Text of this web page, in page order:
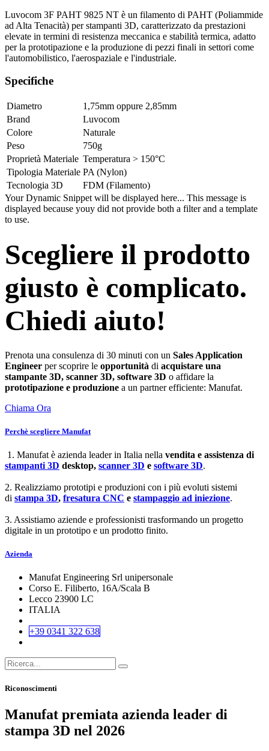
Luvocom 3F PAHT 9825 NT è un filamento di PAHT (Poliammide
ad Alta Tenacità) per stampanti 3D, caratterizzato da prestazioni
elevate in termini di resistenza meccanica e stabilità termica, adatto
per la prototipazione e la produzione di pezzi finali in settori come
l'automobilistico, l'aerospaziale e l'industriale.
Specifiche
Diametro 1,75mm oppure 2,85mm
Brand
Luvocom
Colore
Naturale
Peso
750g
Proprietà Materiale Temperatura > 150°C
Tipologia Materiale PA (Nylon)
Tecnologia 3D
FDM (Filamento)
Your Dynamic Snippet will be displayed here... This message is
displayed because youy did not provide both a filter and a template
to use.
Scegliere il prodotto
giusto è complicato.
Chiedi aiuto!
Prenota una consulenza di 30 minuti con un Sales Application
Engineer per scoprire le opportunità di acquistare una
stampante 3D, scanner 3D, software 3D o affidare la
prototipazione e produzione a un partner efficiente: Manufat.
Chiama Ora
Perchè scegliere Manufat
1. Manufat è azienda leader in Italia nella vendita e assistenza di
stampanti 3D desktop, scanner 3D e software 3D.
2. Realizziamo prototipi e produzioni con i più evoluti sistemi
di stampa 3D, fresatura CNC e stampaggio ad iniezione.
3. Assistiamo aziende e professionisti trasformando un progetto
digitale in un prototipo e un prodotto finito.
Azienda
Manufat Engineering Srl unipersonale
Corso E. Filiberto, 16A/Scala B
Lecco 23900 LC
ITALIA
+39 0341 322 638
Riconoscimenti
Manufat premiata azienda leader di
stampa 3D nel 2026